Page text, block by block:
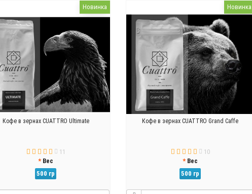
Новинка
Кофе в зернах CUATTRO Ultimate
11
Вес
500 гр
Новинка
Кофе в зернах CUATTRO Grand Caffe
10
Вес
500 гр